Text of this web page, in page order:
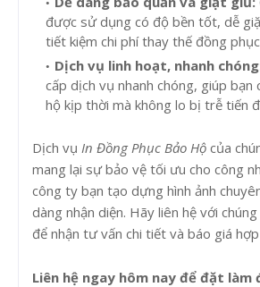
được sử dụng có độ bền tốt, dễ
tiết kiệm chi phí thay thế đồng
Dịch vụ linh hoạt, nhanh
cấp dịch vụ nhanh chóng, giúp bạn
hộ kịp thời mà không lo bị trễ tiến
Dịch vụ In Đồng Phục Bảo Hộ của
mang lại sự bảo vệ tối ưu cho công
công ty bạn tạo dựng hình ảnh
dàng nhận diện. Hãy liên hệ với
để nhận tư vấn chi tiết và báo giá
Liên hệ ngay hôm nay để đặt làm